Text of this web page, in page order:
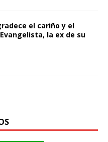
el cariño y el
la ex de su